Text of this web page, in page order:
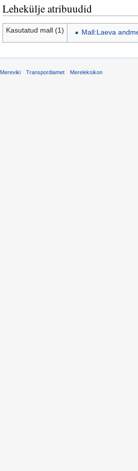
Lehekülje atribuudid
Kasutatud mall (1) Mall:Laeva
Mereviki Transpordiamet Mereleksikon